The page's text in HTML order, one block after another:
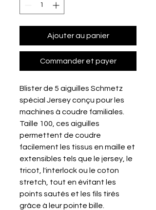
Ajouter au panier
Commander et payer
Blister de 5 aiguilles Schmetz
spécial Jersey conçu pour les
machines à coudre familiales.
Taille 100, ces aiguilles
permettent de coudre
facilement les tissus en maille et
extensibles tels que le jersey, le
tricot, l'interlock ou le coton
stretch, tout en évitant les
points sautés et les fils tirés
grâce à leur pointe bille.